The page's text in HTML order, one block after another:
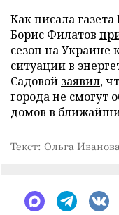
Как писала
Борис Филатов
сезон на Украине
ситуации в
Садовой заявил,
города не смогут
домов в
Текст: Ольга